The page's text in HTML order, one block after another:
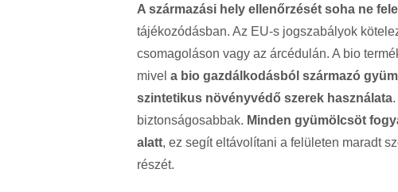
A származási hely ellenőrzését soha ne
tájékozódásban. Az EU-s jogszabályok
csomagoláson vagy az árcédulán. A bio
mivel a bio gazdálkodásból származó
szintetikus növényvédő szerek használata
biztonságosabbak. Minden gyümölcsöt
alatt, ez segít eltávolítani a felületen maradt
részét.